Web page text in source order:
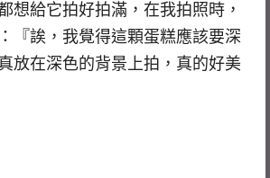
想給它拍好拍滿，在我拍照時，
『誒，我覺得這顆蛋糕應該要深
放在深色的背景上拍，真的好美